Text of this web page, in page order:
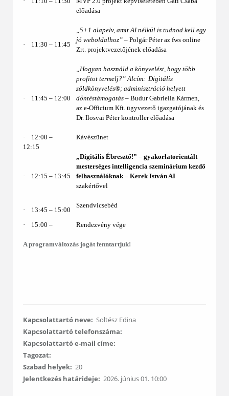
előadása
· 11:30 – 11:45
„5+1 alapelv, amit AI nélkül is tudnod kell egy
jó weboldalhoz” – Polgár Péter az fws online
Zrt. projektvezetőjének előadása
· 11:45 – 12:00
„Hogyan használd a könyvelést, hogy több
profitot termelj?” Alcím: Digitális
zöldkönyvelés®; adminisztráció helyett
döntéstámogatás – Budur Gabriella Kármen,
az e-Officium Kft. ügyvezető igazgatójának és
Dr. Ilosvai Péter kontroller előadása
·
12:00 ‒
12:15
Kávészünet
· 12:15 – 13:45
„Digitális Ébresztő!” – gyakorlatorientált
mesterséges intelligencia szeminárium kezdő
felhasználóknak ‒ Kerek István AI
szakértővel
· 13:45 – 15:00
Szendvicsebéd
· 15:00 ‒ Rendezvény vége
A programváltozás jogát fenntartjuk!
Kapcsolattartó neve: Soltész Edina
Kapcsolattartó telefonszáma:
Kapcsolattartó e-mail címe:
Tagozat:
Szabad helyek: 20
Jelentkezés határideje: 2026. június 01. 10:00